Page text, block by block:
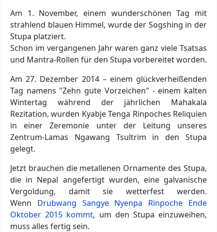
Am 1. November, einem wunderschönen Tag mit
strahlend blauen Himmel, wurde der Sogshing in der
Stupa platziert.
Schon im vergangenen Jahr waren ganz viele Tsatsas
und Mantra-Rollen für den Stupa vorbereitet worden.
Am 27. Dezember 2014 – einem glückverheißenden
Tag namens "Zehn gute Vorzeichen" - einem kalten
Wintertag während der jährlichen Mahakala
Rezitation, wurden Kyabje Tenga Rinpoches Reliquien
in einer Zeremonie unter der Leitung unseres
Zentrum-Lamas Ngawang Tsultrim in den Stupa
gelegt.
Jetzt brauchen die metallenen Ornamente des Stupa,
die in Nepal angefertigt wurden, eine galvanische
Vergoldung, damit sie wetterfest werden.
Wenn Drubwang Sangye Nyenpa Rinpoche Ende
Oktober 2015 kommt, um den Stupa einzuweihen,
muss alles fertig sein.